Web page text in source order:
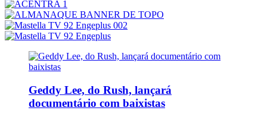
Geddy Lee, do Rush, lançará
documentário com baixistas